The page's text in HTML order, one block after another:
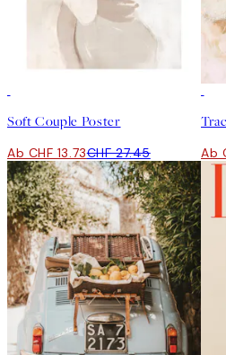
Soft Couple Poster
Ab CHF 13.73CHF 27.45 Ab